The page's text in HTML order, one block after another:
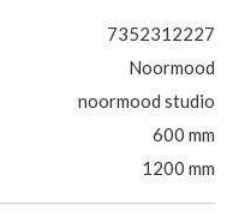
7352312227
Noormood
noormood studio
600 mm
1200 mm